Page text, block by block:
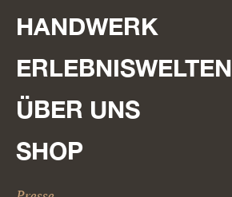
HANDWERK
ERLEBNISWELTEN
ÜBER UNS
SHOP